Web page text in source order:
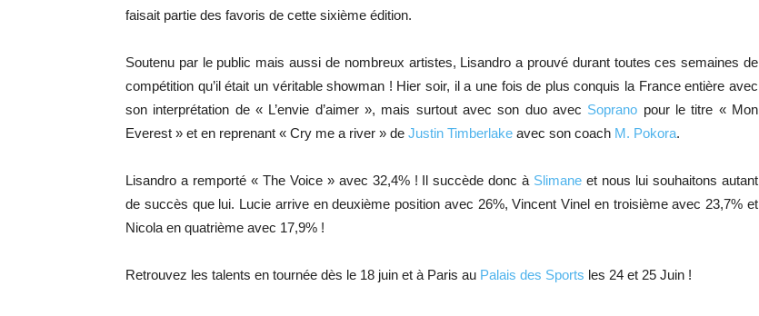
faisait partie des favoris de cette sixième édition.
Soutenu par le public mais aussi de nombreux artistes, Lisandro a prouvé durant toutes ces semaines de
compétition qu’il était un véritable showman ! Hier soir, il a une fois de plus conquis la France entière avec
son interprétation de « L’envie d’aimer », mais surtout avec son duo avec Soprano pour le titre « Mon
Everest » et en reprenant « Cry me a river » de Justin Timberlake avec son coach M. Pokora.
Lisandro a remporté « The Voice » avec 32,4% ! Il succède donc à Slimane et nous lui souhaitons autant
de succès que lui. Lucie arrive en deuxième position avec 26%, Vincent Vinel en troisième avec 23,7% et
Nicola en quatrième avec 17,9% !
Retrouvez les talents en tournée dès le 18 juin et à Paris au Palais des Sports les 24 et 25 Juin !